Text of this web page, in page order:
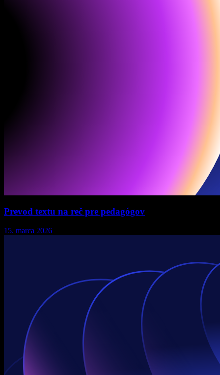
Prevod textu na reč pre pedagógov
15. marca 2026